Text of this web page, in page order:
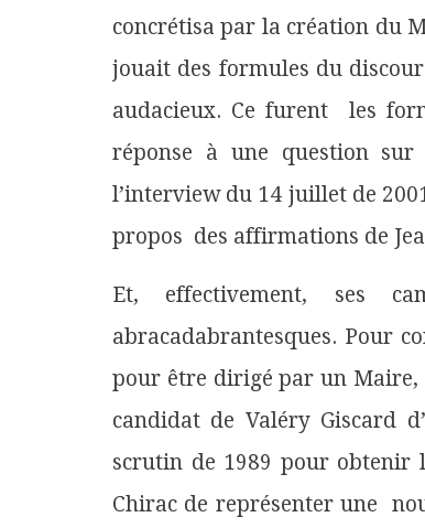
concrétisa par la création du
jouait des formules du
audacieux. Ce furent les
réponse à une question
l’interview du 14 juillet de
propos des affirmations de
Et, effectivement, ses
abracadabrantesques. Pour
pour être dirigé par un Maire,
candidat de Valéry Giscard
scrutin de 1989 pour obtenir
Chirac de représenter une